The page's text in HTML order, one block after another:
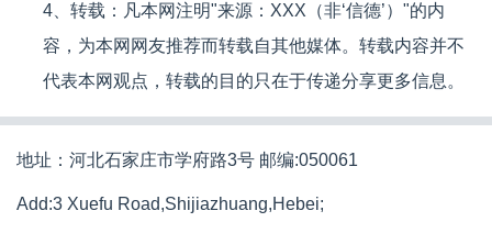
4、转载：凡本网注明"来源：XXX（非‘信德’）"的内
容，为本网网友推荐而转载自其他媒体。转载内容并不
代表本网观点，转载的目的只在于传递分享更多信息。
地址：河北石家庄市学府路3号 邮编:050061
Add:3 Xuefu Road,Shijiazhuang,Hebei;